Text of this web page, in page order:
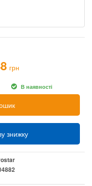
грн
В наявності
знижку